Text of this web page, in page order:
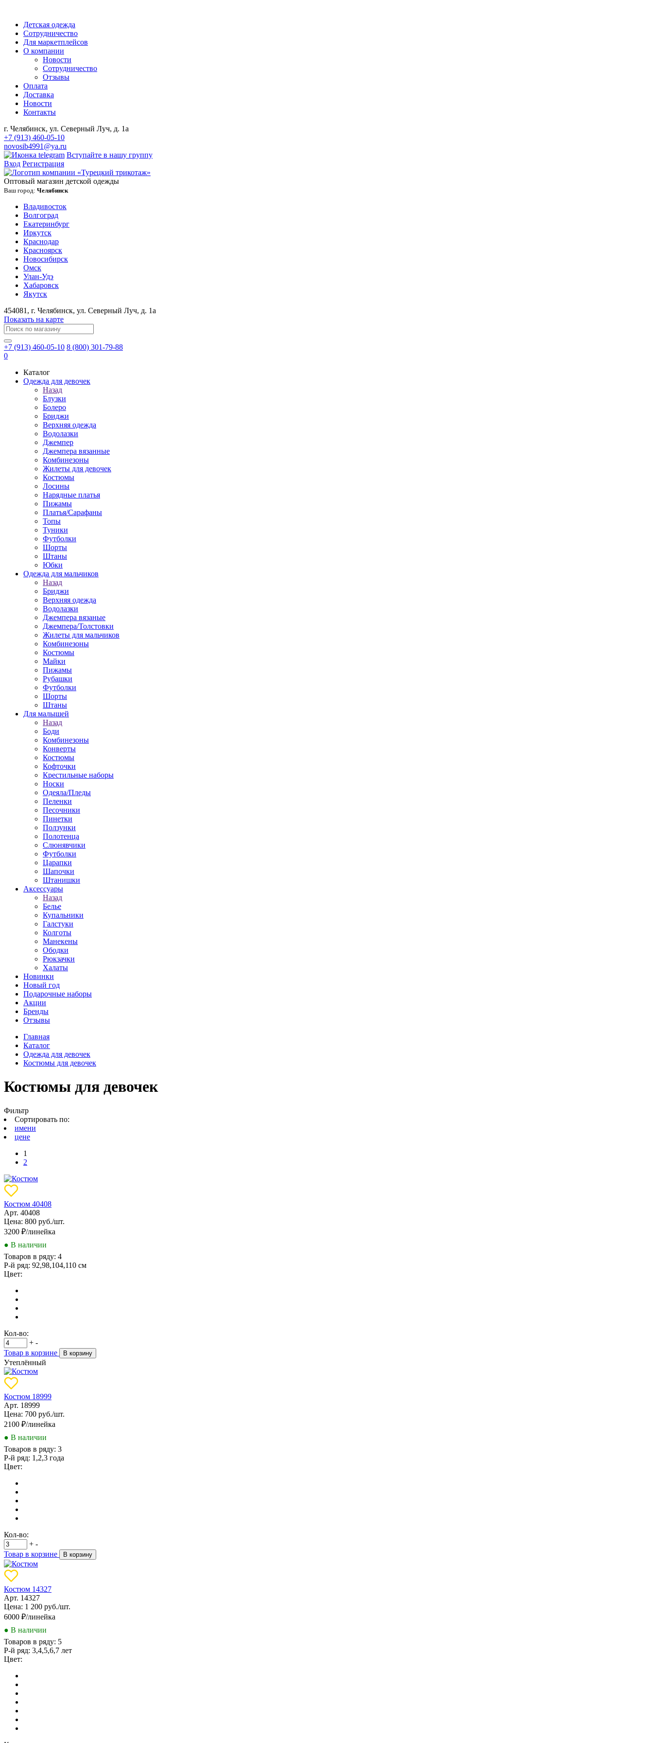
Детская одежда
Сотрудничество
Для маркетплейсов
О компании
Новости
Сотрудничество
Отзывы
Оплата
Доставка
Новости
Контакты
г. Челябинск, ул. Северный Луч, д. 1а
+7 (913) 460-05-10
novosib4991@ya.ru
Вступайте в нашу группу
Вход Регистрация
Оптовый магазин детской одежды
Ваш город: Челябинск
Владивосток
Волгоград
Екатеринбург
Иркутск
Краснодар
Красноярск
Новосибирск
Омск
Улан-Удэ
Хабаровск
Якутск
454081 , г. Челябинск, ул. ​Северный Луч, д. 1а
Показать на карте
+7 (913) 460-05-10 8 (800) 301-79-88
0
Каталог
Одежда для девочек
Назад
Блузки
Болеро
Бриджи
Верхняя одежда
Водолазки
Джемпер
Джемпера вязанные
Комбинезоны
Жилеты для девочек
Костюмы
Лосины
Нарядные платья
Пижамы
Платья/Сарафаны
Топы
Туники
Футболки
Шорты
Штаны
Юбки
Одежда для мальчиков
Назад
Бриджи
Верхняя одежда
Водолазки
Джемпера вязаные
Джемпера/Толстовки
Жилеты для мальчиков
Комбинезоны
Костюмы
Майки
Пижамы
Рубашки
Футболки
Шорты
Штаны
Для малышей
Назад
Боди
Комбинезоны
Конверты
Костюмы
Кофточки
Крестильные наборы
Носки
Одеяла/Пледы
Пеленки
Песочники
Пинетки
Ползунки
Полотенца
Слюнявчики
Футболки
Царапки
Шапочки
Штанишки
Аксессуары
Назад
Белье
Купальники
Галстуки
Колготы
Манекены
Ободки
Рюкзачки
Халаты
Новинки
Новый год
Подарочные наборы
Акции
Бренды
Отзывы
Главная
Каталог
Одежда для девочек
Костюмы для девочек
Костюмы для девочек
Фильтр
Сортировать по:
имени
цене
1
2
Костюм 40408
Арт. 40408
Цена: 800 руб./шт.
3200 ₽/линейка
● В наличии
Товаров в ряду: 4
Р-й ряд: 92,98,104,110 см
Цвет:
Кол-во:
+ -
Товар в корзине
В корзину
Утеплённый
Костюм 18999
Арт. 18999
Цена: 700 руб./шт.
2100 ₽/линейка
● В наличии
Товаров в ряду: 3
Р-й ряд: 1,2,3 года
Цвет:
Кол-во:
+ -
Товар в корзине
В корзину
Костюм 14327
Арт. 14327
Цена: 1 200 руб./шт.
6000 ₽/линейка
● В наличии
Товаров в ряду: 5
Р-й ряд: 3,4,5,6,7 лет
Цвет: